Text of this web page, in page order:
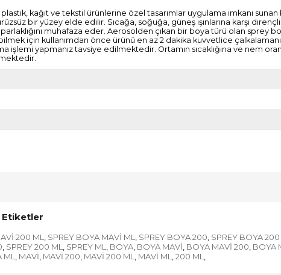
kağıt ve tekstil ürünlerine özel tasarımlar uygulama imkanı
bir yüzey elde edilir. Sıcağa, soğuğa, güneş ışınlarına karşı
muhafaza eder. Aerosolden çıkan bir boya türü olan sprey
için kullanımdan önce ürünü en az 2 dakika kuvvetlice
yapmanız tavsiye edilmektedir. Ortamın sıcaklığına ve nem
Etiketler
200 ML , SPREY BOYA MAVİ ML , SPREY BOYA 200, SPREY BOYA 200
, SPREY 200 ML , SPREY ML , BOYA, BOYA MAVİ, BOYA MAVİ 200, BOYA
ML , MAVİ, MAVİ 200, MAVİ 200 ML , MAVİ ML , 200 ML ,